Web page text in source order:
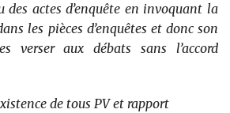
actes d’enquête en invoquant la
les pièces d’enquêtes et donc son
verser aux débats sans l’accord
de tous PV et rapport